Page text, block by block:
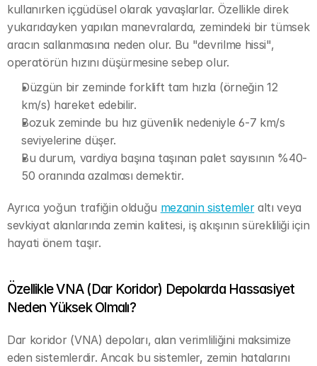
kullanırken içgüdüsel olarak yavaşlarlar. Özellikle direk
yukarıdayken yapılan manevralarda, zemindeki bir tümsek
aracın sallanmasına neden olur. Bu "devrilme hissi",
operatörün hızını düşürmesine sebep olur.
Düzgün bir zeminde forklift tam hızla (örneğin 12
km/s) hareket edebilir.
Bozuk zeminde bu hız güvenlik nedeniyle 6-7 km/s
seviyelerine düşer.
Bu durum, vardiya başına taşınan palet sayısının %40-
50 oranında azalması demektir.
Ayrıca yoğun trafiğin olduğu mezanin sistemler altı veya
sevkiyat alanlarında zemin kalitesi, iş akışının sürekliliği için
hayati önem taşır.
Özellikle VNA (Dar Koridor) Depolarda Hassasiyet
Neden Yüksek Olmalı?
Dar koridor (VNA) depoları, alan verimliliğini maksimize
eden sistemlerdir. Ancak bu sistemler, zemin hatalarını